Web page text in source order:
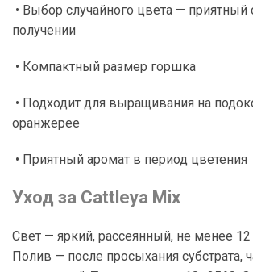
• Выбор случайного цвета —
получении
• Компактный размер горшка
• Подходит для выращивания на
оранжерее
• Приятный аромат в период цветения
Уход за Cattleya Mix
Свет — яркий, рассеянный, не менее 12
Полив — после просыхания субстрата,